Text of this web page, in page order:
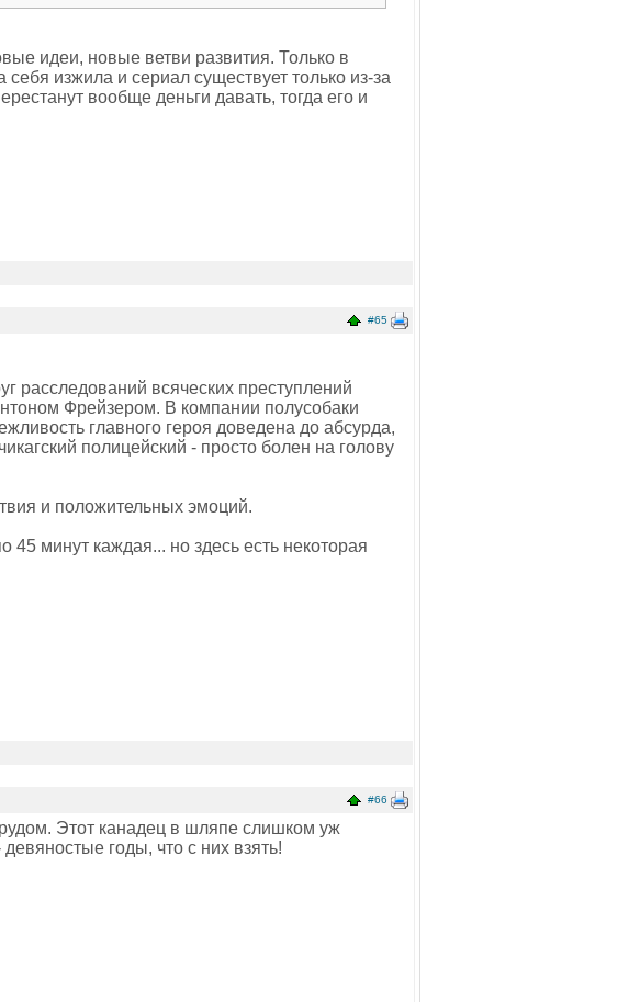
идеи, новые ветви развития. Только в
изжила и сериал существует только из-за
вообще деньги давать, тогда его и
#65
расследований всяческих преступлений
Фрейзером. В компании полусобаки
главного героя доведена до абсурда,
полицейский - просто болен на голову
и положительных эмоций.
45 минут каждая... но здесь есть некоторая
#66
Этот канадец в шляпе слишком уж
годы, что с них взять!